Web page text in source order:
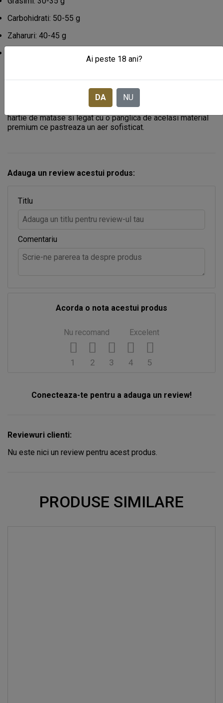
Carbohidrati: 50-55 g
Zaharuri: 40-45 g
Fiecare pachet este livrat intr-o cutie premium, invelit in
hartie de matase si legat cu o panglica de acelasi material
premium ce pastreaza un aer sofisticat.
Adauga un review acestui produs:
Titlu
Comentariu
Acorda o nota acestui produs
Nu recomand Excelent
5
4
3
2
1
Conecteaza-te pentru a adauga un review!
Reviewuri clienti:
Nu este nici un review pentru acest produs.
PRODUSE SIMILARE
Ai peste 18 ani?
DA NU